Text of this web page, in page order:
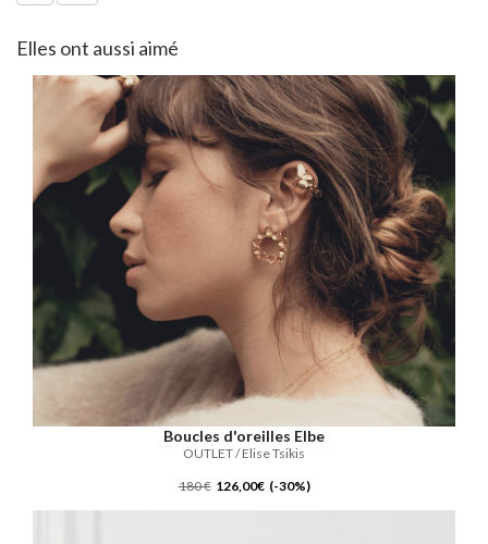
Elles ont aussi aimé
Boucles d'oreilles Elbe
OUTLET / Elise Tsikis
180 € 126,00€ (-30%)